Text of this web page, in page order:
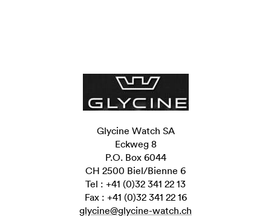
Glycine Watch SA
Eckweg 8
P.O. Box 6044
CH 2500 Biel/Bienne 6
Tel : +41 (0)32 341 22 13
Fax : +41 (0)32 341 22 16
glycine@glycine-watch.ch